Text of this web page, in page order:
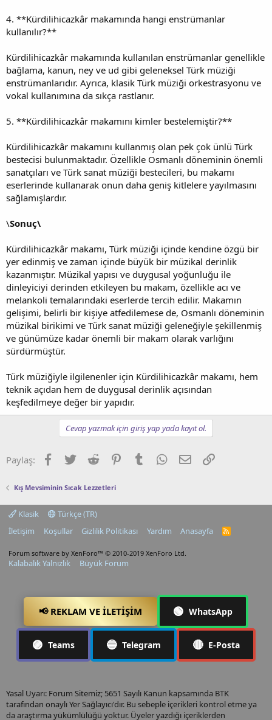
4. **Kürdilihicazkâr makamında hangi enstrümanlar
kullanılır?**
Kürdilihicazkâr makamında kullanılan enstrümanlar genellikle
bağlama, kanun, ney ve ud gibi geleneksel Türk müziği
enstrümanlarıdır. Ayrıca, klasik Türk müziği orkestrasyonu ve
vokal kullanımına da sıkça rastlanır.
5. **Kürdilihicazkâr makamını kimler bestelemiştir?**
Kürdilihicazkâr makamını kullanmış olan pek çok ünlü Türk
bestecisi bulunmaktadır. Özellikle Osmanlı döneminin önemli
sanatçıları ve Türk sanat müziği bestecileri, bu makamı
eserlerinde kullanarak onun daha geniş kitlelere yayılmasını
sağlamışlardır.
\Sonuç\
Kürdilihicazkâr makamı, Türk müziği içinde kendine özgü bir
yer edinmiş ve zaman içinde büyük bir müzikal derinlik
kazanmıştır. Müzikal yapısı ve duygusal yoğunluğu ile
dinleyiciyi derinden etkileyen bu makam, özellikle acı ve
melankoli temalarındaki eserlerde tercih edilir. Makamın
gelişimi, belirli bir kişiye atfedilemese de, Osmanlı döneminin
müzikal birikimi ve Türk sanat müziği geleneğiyle şekillenmiş
ve günümüze kadar önemli bir makam olarak varlığını
sürdürmüştür.
Türk müziğiyle ilgilenenler için Kürdilihicazkâr makamı, hem
teknik açıdan hem de duygusal derinlik açısından
keşfedilmeye değer bir yapıdır.
Cevap yazmak için giriş yap yada kayıt ol.
Paylaş: Facebook
TwitterReddit PinterestTumblrWhatsApp
E-postaLink
Kış Mevsiminin Sıcak Lezzetleri
Klasik
Türkçe (TR)
İletişim
Koşullar Gizlilik Politikası Yardım Anasayfa
R
Forum software by XenForo™ © 2010-2019 XenForo Ltd.
Kalabalık Yalnızlık Büyük Forum
📢 REKLAM VE İLETIŞIM 🟢 WhatsApp
🟣 Teams 🔵 Telegram 🔴 E-Posta
Yasal Uyarı: Forum Sitemiz; 5651 Sayılı Kanun kapsamında BTK
tarafından onaylı Yer Sağlayıcı'dır. Bu sebeple içerikleri kontrol etme ya
da araştırma yükümlülüğü yoktur. Üyeler yazdığı içeriklerden